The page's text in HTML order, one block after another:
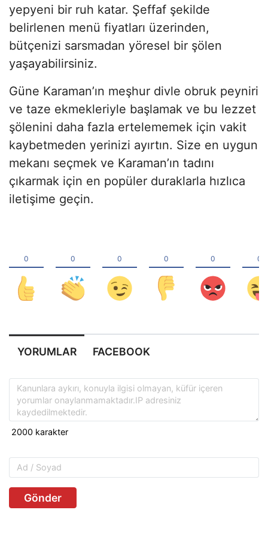
yepyeni bir ruh katar. Şeffaf şekilde
belirlenen menü fiyatları üzerinden,
bütçenizi sarsmadan yöresel bir şölen
yaşayabilirsiniz.
Güne Karaman’ın meşhur divle obruk peyniri
ve taze ekmekleriyle başlamak ve bu lezzet
şölenini daha fazla ertelememek için vakit
kaybetmeden yerinizi ayırtın. Size en uygun
mekanı seçmek ve Karaman’ın tadını
çıkarmak için en popüler duraklarla hızlıca
iletişime geçin.
YORUMLAR FACEBOOK
Gönder